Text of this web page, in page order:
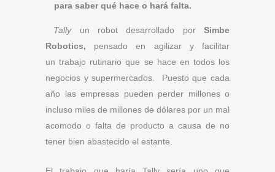
para saber qué hace o hará falta.
Tallyun robot desarrollado porSimbe
Robotics, pensado en agilizar y facilitar
un trabajo rutinario que se hace en todos los
negocios y supermercados. Puesto que cada
año las empresas pueden perder millones o
incluso miles de millones de dólares por un mal
acomodo o falta de producto a causa de no
tener bien abastecido el estante.